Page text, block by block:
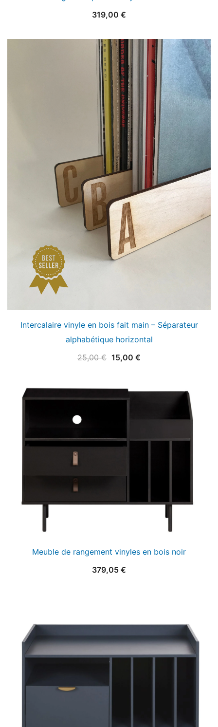
319,00 €
Intercalaire vinyle en bois fait main – Séparateur
alphabétique horizontal
25,00€ Le
15,00 €
Meuble de rangement vinyles en bois noir
379,05 €